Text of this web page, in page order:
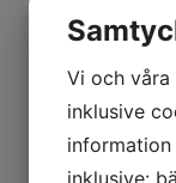
Vi och våra
inklusive
inklusive: